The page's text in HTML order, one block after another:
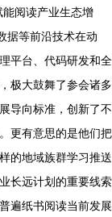
阅读产业生态增
据等前沿技术在动
平台、代码研发和全
极大鼓舞了参会诸多
导向标准，创新了不
更有意思的是他们把
的地域族群学习推送
长远计划的重要线索
遍纸书阅读当前发展